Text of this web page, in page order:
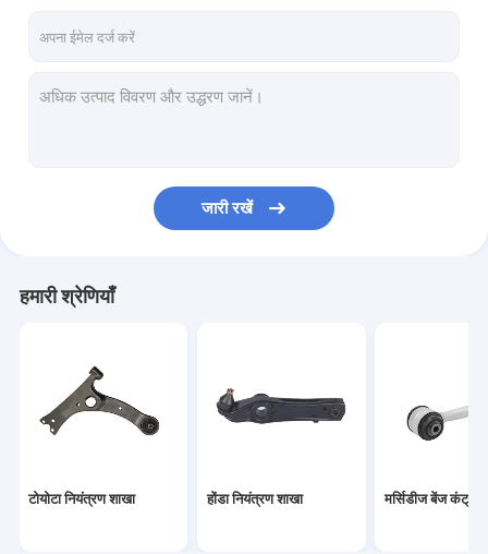
एल्यूमिनियम नियंत्रण शाखा
कार ऑयल टैंक रिप्लेसमेंट
कार स्पेयर पार्ट्स सहायक उपकरण
जारी रखें
हमारी श्रेणियाँ
टोयोटा नियंत्रण शाखा होंडा नियंत्रण शाखा मर्सिडीज बेंज